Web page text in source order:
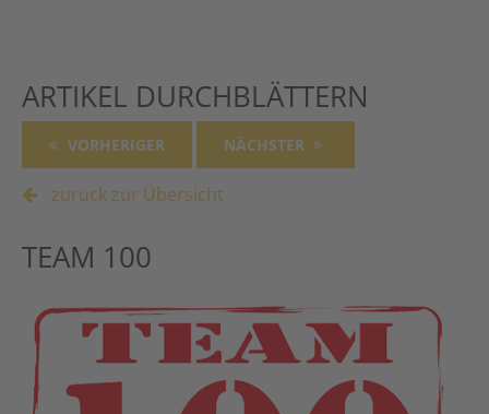
ARTIKEL DURCHBLÄTTERN
VORHERIGER NÄCHSTER
zurück zur Übersicht
TEAM 100